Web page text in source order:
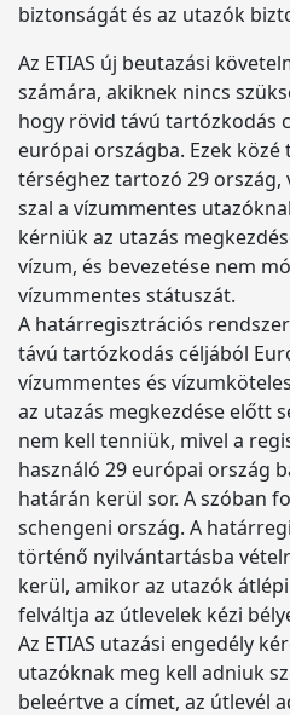
biztonságát és az utazók
Az ETIAS új beutazási
számára, akiknek nincs
hogy rövid távú tartózkodás
európai országba. Ezek
térséghez tartozó 29 ország,
szal a vízummentes
kérniük az utazás
vízum, és bevezetése nem
vízummentes státuszát.
A határregisztrációs
távú tartózkodás céljából
vízummentes és
az utazás megkezdése előtt
nem kell tenniük, mivel a
használó 29 európai ország
határán kerül sor. A szóban
schengeni ország. A
történő nyilvántartásba
kerül, amikor az utazók
felváltja az útlevelek kézi
Az ETIAS utazási engedély
utazóknak meg kell adniuk
beleértve a címet, az útlevél